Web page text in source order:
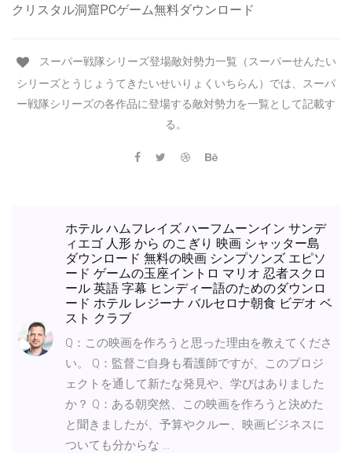
クリスタル洞窟PCゲーム無料ダウンロード
スーパー戦隊シリーズ登場敵対勢力一覧（スーパーせんたい
シリーズとうじょうてきたいせいりょくいちらん）では、スーパ
ー戦隊シリーズの各作品に登場する敵対勢力を一覧として記載す
る。
ホテル ハムフレイズ ハーフムーンイン サンデ
ィエゴ 人形 から のこぎり 映画 シャッター島
ダウンロード 無料の映画 シンプソンズ エピソ
ード ゲームの玉座イントロ マリオ 忍者スクロ
ール 英語 字幕 ヒンディー語のためのダウンロ
ード ホテル レジーナ バルセロナ朝食 ビデオ ベ
スト クラブ
Q：この映画を作ろうと思った理由を教えてくださ
い。 Q：監督ご自身も看護師ですが、このプロジ
ェクトを通して新たな発見や、学びはありました
か？ Q：ある朝突然、この映画を作ろうと決めた
と聞きましたが、予算やクルー、映画ビジネスに
ついても分からな …